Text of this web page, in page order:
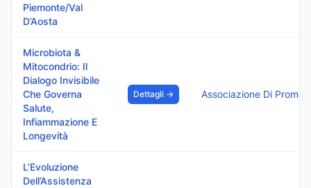
Piemonte/Val
D’Aosta
Microbiota &
Mitocondrio: Il
Dialogo Invisibile
Che Governa
Salute,
Infiammazione E
Longevità
Dettagli →
L’Evoluzione
Dell’Assistenza